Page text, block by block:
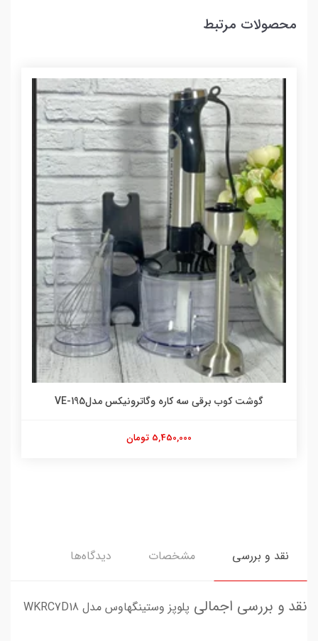
محصولات مرتبط
گوشت کوب برقی سه کاره وگاترونیکس مدلVE-195
5,450,000 تومان
نقد و بررسی مشخصات دیدگاه‌ها
نقد و بررسی اجمالی پلوپز وستینگهاوس مدل WKRC7D18